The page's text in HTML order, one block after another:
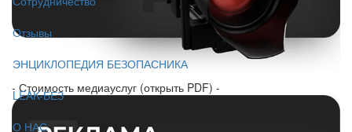
Отзывы
ЭНЦИКЛОПЕДИЯ БЕЗОПАСНИКА
LEAK-БЕЗ
О НАС
- Стоимость медиауслуг (открыть PDF) -